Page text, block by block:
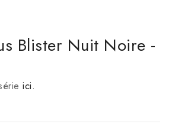
Blister Nuit Noire -
ici.